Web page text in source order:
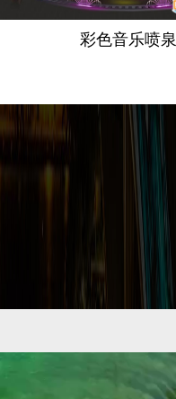
彩色音乐喷泉